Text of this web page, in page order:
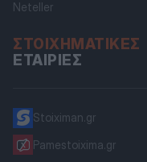
Neteller
ΣΤΟΙΧΗΜΑΤΙΚΈΣ
ΕΤΑΙΡΊΕΣ
Stoiximan.gr
Pamestoixima.gr